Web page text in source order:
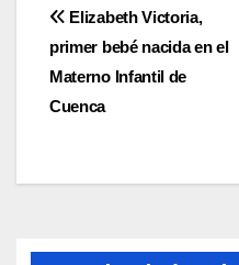
Navegación
de
entradas
Elizabeth Victoria,
primer bebé nacida en el
Materno Infantil de
Cuenca